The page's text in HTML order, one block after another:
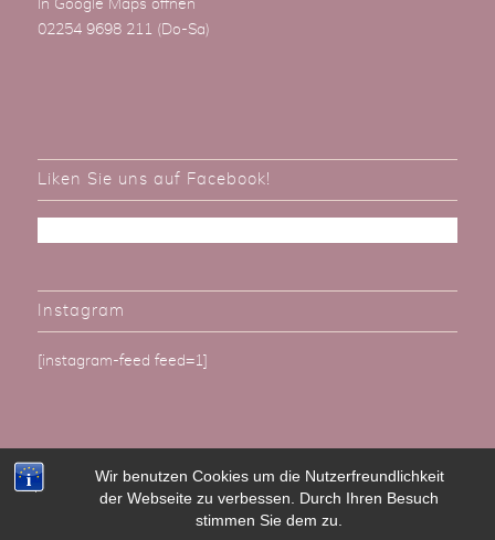
Wir benutzen Cookies um die Nutzerfreundlichkeit
der Webseite zu verbessen. Durch Ihren Besuch
stimmen Sie dem zu.
In Google Maps öffnen
02254 9698 211 (Do-Sa)
Liken Sie uns auf Facebook!
Instagram
[instagram-feed feed=1]
Alle Rechte vorbehalten. BallonBrilliant - Günter Hemgesberg e.K. 2022